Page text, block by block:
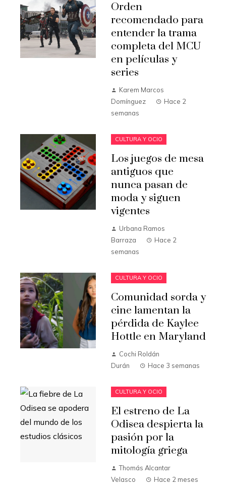
Orden
recomendado para
entender la trama
completa del MCU
en películas y
series
Karem Marcos
Domínguez
Hace 2
semanas
CULTURA Y OCIO
Los juegos de mesa
antiguos que
nunca pasan de
moda y siguen
vigentes
Urbana Ramos
Barraza
Hace 2
semanas
CULTURA Y OCIO
Comunidad sorda y
cine lamentan la
pérdida de Kaylee
Hottle en Maryland
Cochi Roldán
Durán
Hace 3 semanas
CULTURA Y OCIO
El estreno de La
Odisea despierta la
pasión por la
mitología griega
Thomás Alcantar
Velasco
Hace 2 meses